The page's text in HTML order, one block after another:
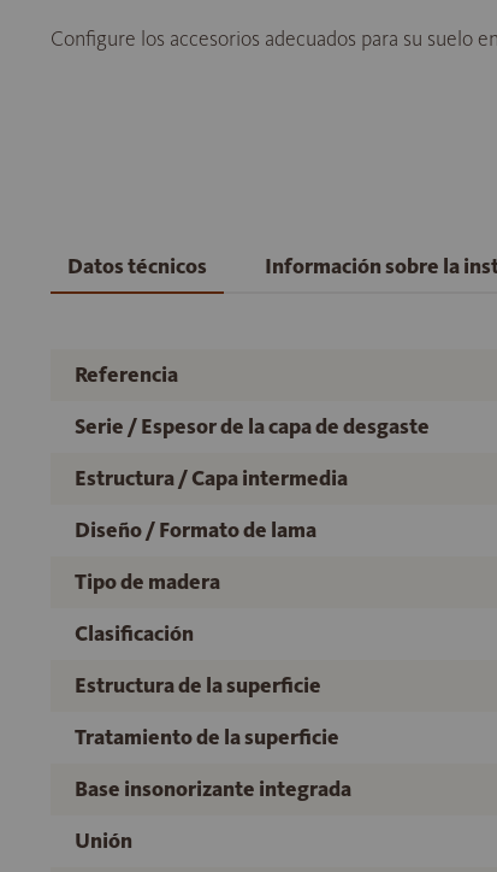
Configure los accesorios adecuados para su suelo
Datos técnicos Información sobre la
Referencia
Serie / Espesor de la capa de desgaste
Estructura / Capa intermedia
Diseño / Formato de lama
Tipo de madera
Clasificación
Estructura de la superficie
Tratamiento de la superficie
Base insonorizante integrada
Unión